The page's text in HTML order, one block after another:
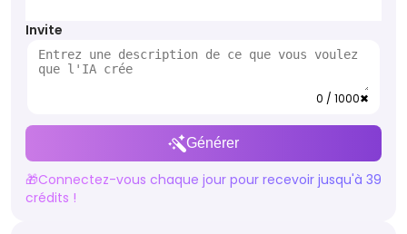
Invite
0 / 1000✖
Générer
🎁Connectez-vous chaque jour pour recevoir jusqu'à 39
crédits !